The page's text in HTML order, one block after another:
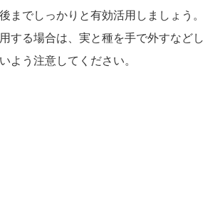
までしっかりと有効活用しましょう。
する場合は、実と種を手で外すなどし
よう注意してください。